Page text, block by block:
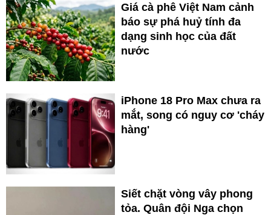
Giá cà phê Việt Nam cảnh
báo sự phá huỷ tính đa
dạng sinh học của đất
nước
iPhone 18 Pro Max chưa ra
mắt, song có nguy cơ 'cháy
hàng'
Siết chặt vòng vây phong
tỏa. Quân đội Nga chọn